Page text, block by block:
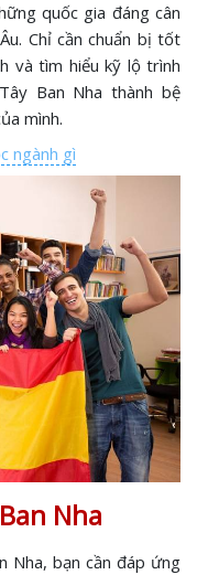
quốc gia đáng cân
Chỉ cần chuẩn bị tốt
và tìm hiểu kỹ lộ trình
Ban Nha thành bệ
mình.
ngành gì
Nha
Nha, bạn cần đáp ứng